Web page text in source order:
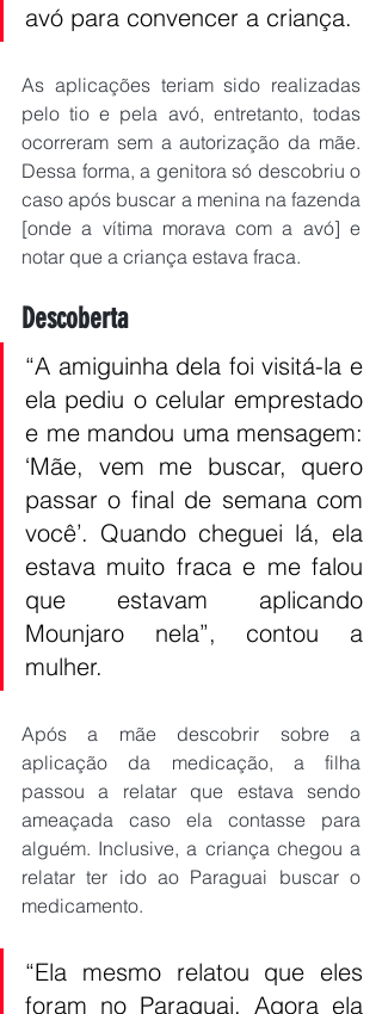
avó para convencer a criança.
As aplicações teriam sido realizadas
pelo tio e pela avó, entretanto, todas
ocorreram sem a autorização da mãe.
Dessa forma, a genitora só descobriu o
caso após buscar a menina na fazenda
[onde a vítima morava com a avó] e
notar que a criança estava fraca.
Descoberta
“A amiguinha dela foi visitá-la e
ela pediu o celular emprestado
e me mandou uma mensagem:
‘Mãe, vem me buscar, quero
passar o final de semana com
você’. Quando cheguei lá, ela
estava muito fraca e me falou
que estavam aplicando
Mounjaro nela”, contou a
mulher.
Após a mãe descobrir sobre a
aplicação da medicação, a filha
passou a relatar que estava sendo
ameaçada caso ela contasse para
alguém. Inclusive, a criança chegou a
relatar ter ido ao Paraguai buscar o
medicamento.
“Ela mesmo relatou que eles
foram no Paraguai. Agora ela